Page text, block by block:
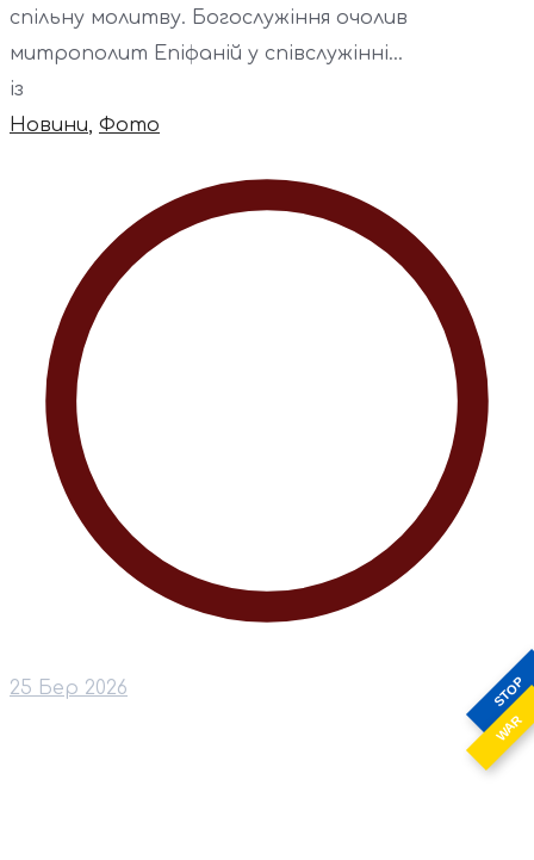
STOP
WAR
спільну молитву. Богослужіння очолив
митрополит Епіфаній у співслужінні...
із
Новини, Фото
25 Бер 2026